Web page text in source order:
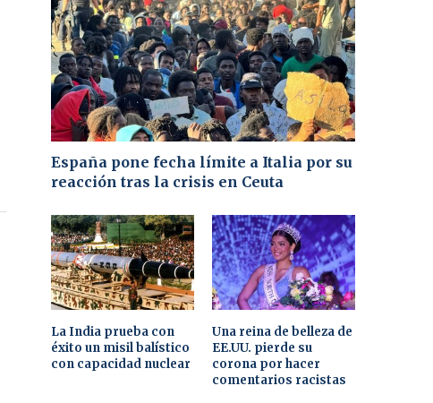
España pone fecha límite a Italia por su
reacción tras la crisis en Ceuta
La India prueba con
éxito un misil balístico
con capacidad nuclear
Una reina de belleza de
EE.UU. pierde su
corona por hacer
comentarios racistas